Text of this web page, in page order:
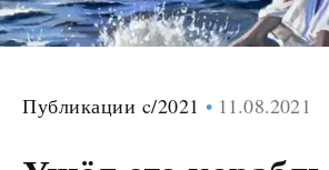
Публикации c/2021 11.08.2021